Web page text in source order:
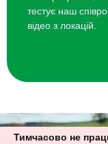
тестує наш
відео з локацій.
Тимчасово не